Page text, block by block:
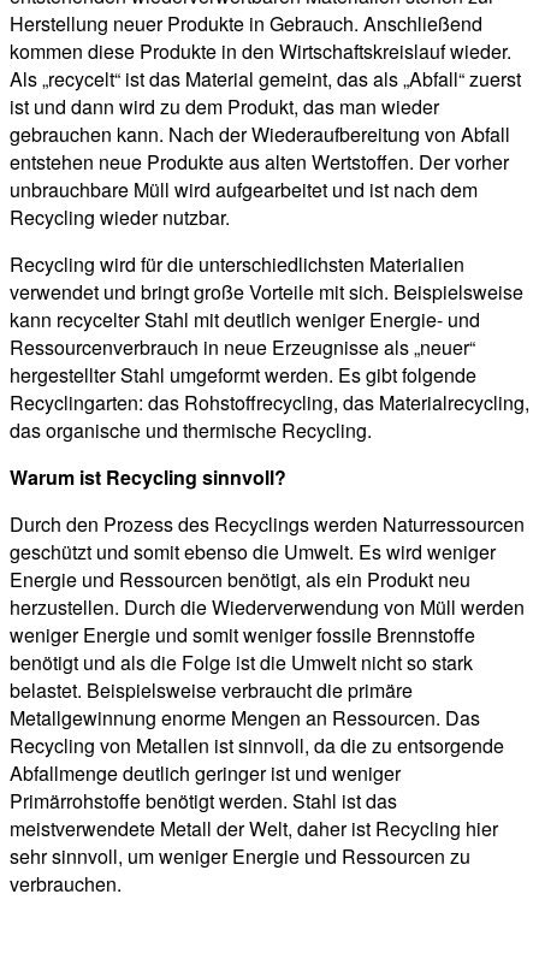
Herstellung neuer Produkte in Gebrauch. Anschließend
kommen diese Produkte in den Wirtschaftskreislauf wieder.
Als „recycelt“ ist das Material gemeint, das als „Abfall“ zuerst
ist und dann wird zu dem Produkt, das man wieder
gebrauchen kann. Nach der Wiederaufbereitung von Abfall
entstehen neue Produkte aus alten Wertstoffen. Der vorher
unbrauchbare Müll wird aufgearbeitet und ist nach dem
Recycling wieder nutzbar.
Recycling wird für die unterschiedlichsten Materialien
verwendet und bringt große Vorteile mit sich. Beispielsweise
kann recycelter Stahl mit deutlich weniger Energie- und
Ressourcenverbrauch in neue Erzeugnisse als „neuer“
hergestellter Stahl umgeformt werden. Es gibt folgende
Recyclingarten: das Rohstoffrecycling, das Materialrecycling,
das organische und thermische Recycling.
Warum ist Recycling sinnvoll?
Durch den Prozess des Recyclings werden Naturressourcen
geschützt und somit ebenso die Umwelt. Es wird weniger
Energie und Ressourcen benötigt, als ein Produkt neu
herzustellen. Durch die Wiederverwendung von Müll werden
weniger Energie und somit weniger fossile Brennstoffe
benötigt und als die Folge ist die Umwelt nicht so stark
belastet. Beispielsweise verbraucht die primäre
Metallgewinnung enorme Mengen an Ressourcen. Das
Recycling von Metallen ist sinnvoll, da die zu entsorgende
Abfallmenge deutlich geringer ist und weniger
Primärrohstoffe benötigt werden. Stahl ist das
meistverwendete Metall der Welt, daher ist Recycling hier
sehr sinnvoll, um weniger Energie und Ressourcen zu
verbrauchen.